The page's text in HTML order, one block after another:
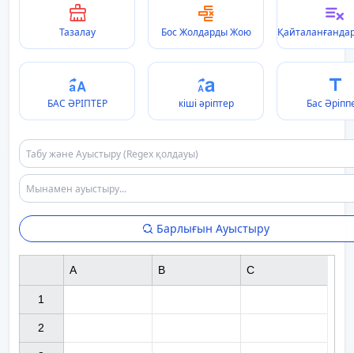
Тазалау Бос Жолдарды Жою
БАС ӘРІПТЕР кіші әріптер Бас
Барлығын Ауыстыру
1
2
A B C